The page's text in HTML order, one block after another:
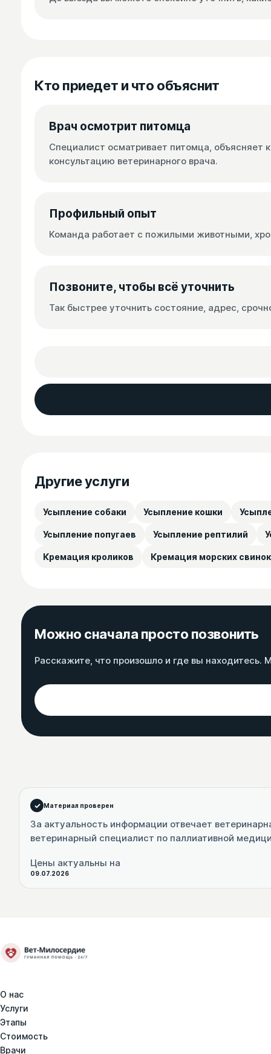
Кто приедет и что объяснит
Врач осмотрит питомца
Специалист осматривает питомца, объясняет
консультацию ветеринарного врача.
Профильный опыт
Команда работает с пожилыми животными,
Позвоните, чтобы всё уточнить
Так быстрее уточнить состояние, адрес,
Другие услуги
Усыпление собаки Усыпление кошки
Усыпление попугаев Усыпление рептилий
Кремация кроликов Кремация морских свинок
Можно сначала просто позвонить
Расскажите, что произошло и где вы находитесь.
Материал проверен
За актуальность информации отвечает
ветеринарный специалист по паллиативной
Цены актуальны на
09.07.2026
О нас
Услуги
Этапы
Стоимость
Врачи